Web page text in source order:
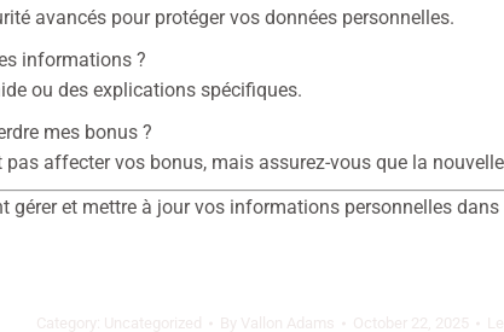
avancés pour protéger vos données personnelles.
informations ?
ou des explications spécifiques.
mes bonus ?
affecter vos bonus, mais assurez-vous que la
et mettre à jour vos informations personnelles